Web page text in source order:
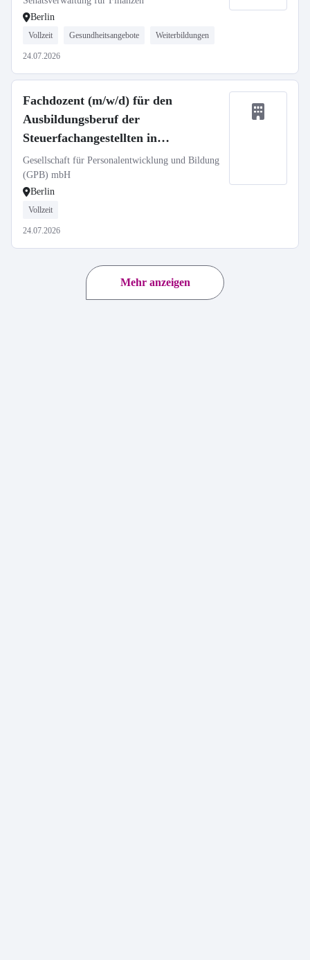
Berlin
Vollzeit Gesundheitsangebote Weiterbildungen
24.07.2026
Fachdozent (m/w/d) für den
Ausbildungsberuf der
Steuerfachangestellten in
Fachrichtung
Steuerverwaltungsrecht
Gesellschaft für Personalentwicklung und Bildung
(GPB) mbH
Berlin
Vollzeit
24.07.2026
Mehr anzeigen